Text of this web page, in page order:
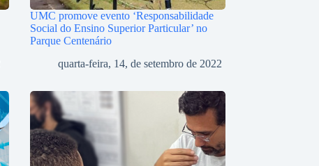
UMC promove evento ‘Responsabilidade
Social do Ensino Superior Particular’ no
Parque Centenário
quarta-feira, 14, de setembro de 2022